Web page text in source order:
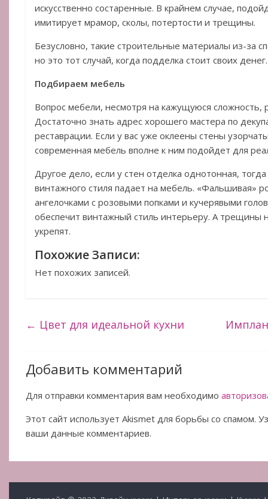
искусственно состаренные. В крайнем случае,
имитирует мрамор, сколы, потертости и трещины.
Безусловно, такие строительные материалы из-за
но это тот случай, когда подделка стоит своих денег.
Подбираем мебель
Вопрос мебели, несмотря на кажущуюся сложность,
Достаточно знать адрес хорошего мастера по
реставрации. Если у вас уже оклеены стены
современная мебель вполне к ним подойдет для
Другое дело, если у стен отделка однотонная,
винтажного стиля падает на мебель. «Фальшивая»
ангелочками с розовыми попками и кучерявыми
обеспечит винтажный стиль интерьеру. А трещины
укрепят.
Похожие Записи:
Нет похожих записей.
← Цвет для идеальной кухни
Добавить комментарий
Для отправки комментария вам необходимо
Этот сайт использует Akismet для борьбы со спамом.
ваши данные комментариев.